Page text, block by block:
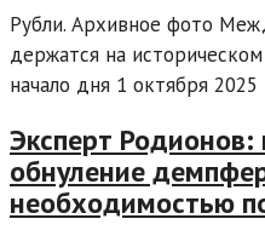
Рубли. Архивное фото
держатся на
начало дня 1 октября 2025
Эксперт
обнуление
необходимостью